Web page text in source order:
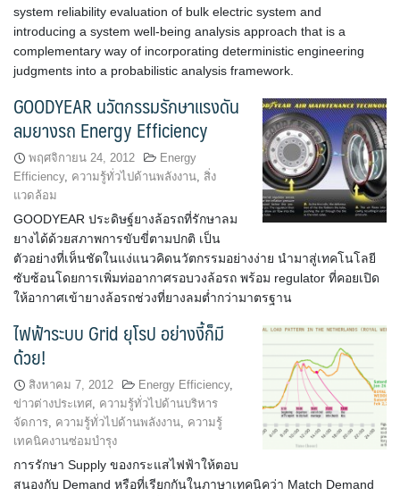
system reliability evaluation of bulk electric system and
introducing a system well-being analysis approach that is a
complementary way of incorporating deterministic engineering
judgments into a probabilistic analysis framework.
GOODYEAR นวัตกรรมรักษาแรงดัน
ลมยางรถ Energy Efficiency
พฤศจิกายน 24, 2012
Energy
Efficiency, ความรู้ทั่วไปด้านพลังงาน, สิ่ง
แวดล้อม
GOODYEAR ประดิษฐ์ยางล้อรถที่รักษาลม
ยางได้ด้วยสภาพการขับขี่ตามปกติ เป็น
ตัวอย่างที่เห็นชัดในแง่แนวคิดนวัตกรรมอย่างง่าย นำมาสู่เทคโนโลยี
ซับซ้อนโดยการเพิ่มท่ออากาศรอบวงล้อรถ พร้อม regulator ที่คอยเปิด
ให้อากาศเข้ายางล้อรถช่วงที่ยางลมต่ำกว่ามาตรฐาน
ไฟฟ้าระบบ Grid ยุโรป อย่างงี้ก็มี
ด้วย!
สิงหาคม 7, 2012 Energy Efficiency,
ข่าวต่างประเทศ, ความรู้ทั่วไปด้านบริหาร
จัดการ, ความรู้ทั่วไปด้านพลังงาน, ความรู้
เทคนิคงานซ่อมบำรุง
การรักษา Supply ของกระแสไฟฟ้าให้ตอบ
สนองกับ Demand หรือที่เรียกกันในภาษาเทคนิคว่า Match Demand